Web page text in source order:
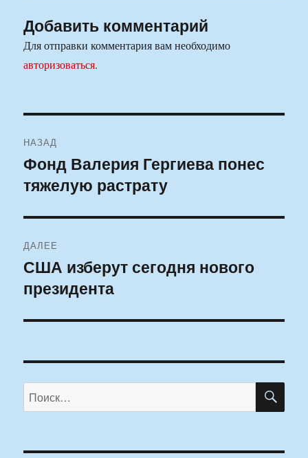
Добавить комментарий
Для отправки комментария вам необходимо
авторизоваться.
по
записям
НАЗАД
Предыдущая
запись:
Фонд Валерия Гергиева понес
тяжелую растрату
ДАЛЕЕ
Следующая
запись:
США изберут сегодня нового
президента
Искать: